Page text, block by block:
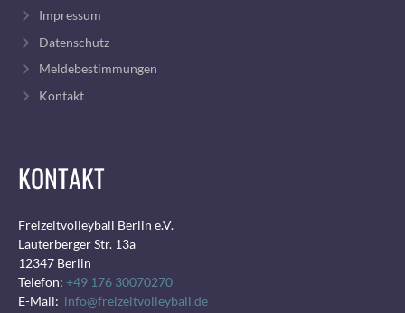
Impressum
Datenschutz
Meldebestimmungen
Kontakt
KONTAKT
Freizeitvolleyball Berlin e.V.
Lauterberger Str. 13a
12347 Berlin
Telefon: +49 176 30070270
E-Mail: info@freizeitvolleyball.de